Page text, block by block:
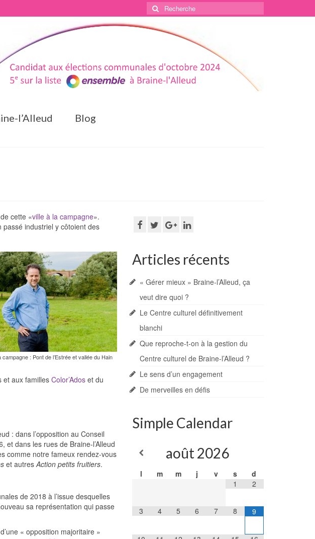
Rechercher
:
l’Alleud Blog
cette «ville à la campagne».
passé industriel y côtoient des
campagne : Pont de l’Estrée et vallée du Hain
et aux familles Color’Ados et du
: dans l’opposition au Conseil
et dans les rues de Braine-l’Alleud
comme notre fameux rendez-vous
et autres Action petits fruitiers.
de 2018 à l’issue desquelles
sa représentation qui passe
« opposition majoritaire »
Articles récents
« Gérer mieux » Braine-l’Alleud, ça
veut dire quoi ?
Le Centre culturel définitivement
blanchi
Que reproche-t-on à la gestion du
Centre culturel de Braine-l’Alleud ?
Le sens d’un engagement
De merveilles en défis
Simple Calendar
août2026
l m m j v s
d
1
2
3 4 5 6 7 8 9